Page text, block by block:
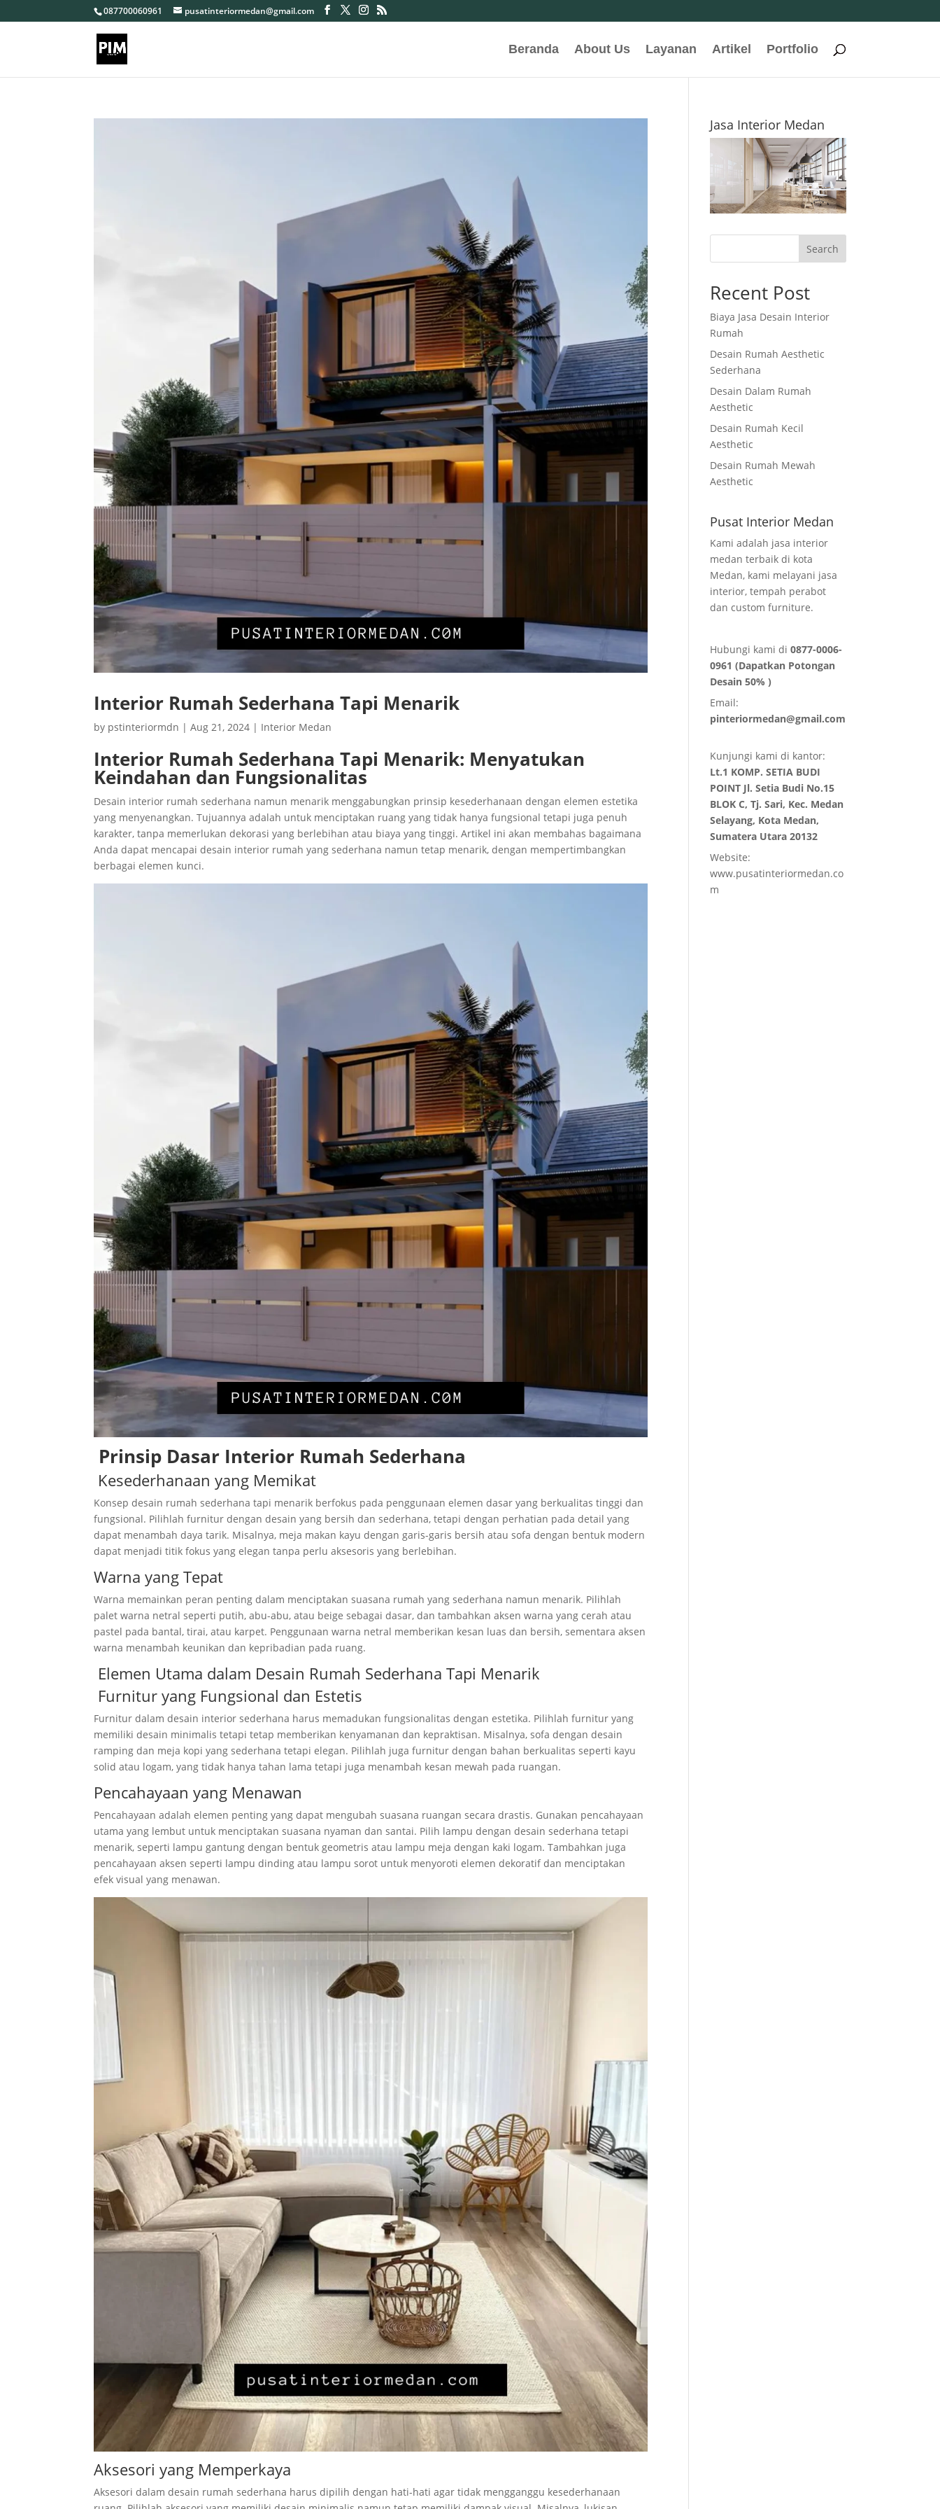
087700060961 pusatinteriormedan@gmail.com
Beranda About Us Layanan Artikel Portfolio
Interior Rumah Sederhana Tapi Menarik
by pstinteriormdn |Aug 21, 2024 | Interior Medan
Interior Rumah Sederhana Tapi Menarik: Menyatukan
Keindahan dan Fungsionalitas
Desain interior rumah sederhana namun menarik menggabungkan prinsip kesederhanaan dengan elemen estetika
yang menyenangkan. Tujuannya adalah untuk menciptakan ruang yang tidak hanya fungsional tetapi juga penuh
karakter, tanpa memerlukan dekorasi yang berlebihan atau biaya yang tinggi. Artikel ini akan membahas bagaimana
Anda dapat mencapai desain interior rumah yang sederhana namun tetap menarik, dengan mempertimbangkan
berbagai elemen kunci.
Prinsip Dasar Interior Rumah Sederhana
Kesederhanaan yang Memikat
Konsep desain rumah sederhana tapi menarik berfokus pada penggunaan elemen dasar yang berkualitas tinggi dan
fungsional. Pilihlah furnitur dengan desain yang bersih dan sederhana, tetapi dengan perhatian pada detail yang
dapat menambah daya tarik. Misalnya, meja makan kayu dengan garis-garis bersih atau sofa dengan bentuk modern
dapat menjadi titik fokus yang elegan tanpa perlu aksesoris yang berlebihan.
Warna yang Tepat
Warna memainkan peran penting dalam menciptakan suasana rumah yang sederhana namun menarik. Pilihlah
palet warna netral seperti putih, abu-abu, atau beige sebagai dasar, dan tambahkan aksen warna yang cerah atau
pastel pada bantal, tirai, atau karpet. Penggunaan warna netral memberikan kesan luas dan bersih, sementara aksen
warna menambah keunikan dan kepribadian pada ruang.
Elemen Utama dalam Desain Rumah Sederhana Tapi Menarik
Furnitur yang Fungsional dan Estetis
Furnitur dalam desain interior sederhana harus memadukan fungsionalitas dengan estetika. Pilihlah furnitur yang
memiliki desain minimalis tetapi tetap memberikan kenyamanan dan kepraktisan. Misalnya, sofa dengan desain
ramping dan meja kopi yang sederhana tetapi elegan. Pilihlah juga furnitur dengan bahan berkualitas seperti kayu
solid atau logam, yang tidak hanya tahan lama tetapi juga menambah kesan mewah pada ruangan.
Pencahayaan yang Menawan
Pencahayaan adalah elemen penting yang dapat mengubah suasana ruangan secara drastis. Gunakan pencahayaan
utama yang lembut untuk menciptakan suasana nyaman dan santai. Pilih lampu dengan desain sederhana tetapi
menarik, seperti lampu gantung dengan bentuk geometris atau lampu meja dengan kaki logam. Tambahkan juga
pencahayaan aksen seperti lampu dinding atau lampu sorot untuk menyoroti elemen dekoratif dan menciptakan
efek visual yang menawan.
Aksesori yang Memperkaya
Aksesori dalam desain rumah sederhana harus dipilih dengan hati-hati agar tidak mengganggu kesederhanaan
Jasa Interior Medan
Search
Recent Post
Biaya Jasa Desain Interior
Rumah
Desain Rumah Aesthetic
Sederhana
Desain Dalam Rumah
Aesthetic
Desain Rumah Kecil
Aesthetic
Desain Rumah Mewah
Aesthetic
Pusat Interior Medan
Kami adalah jasa interior
medan terbaik di kota
Medan, kami melayani jasa
interior, tempah perabot
dan custom furniture.
Hubungi kami di0877-0006-
0961 (Dapatkan Potongan
Desain 50% )
Email:
pinteriormedan@gmail.com
Kunjungi kami di kantor:
Lt.1 KOMP. SETIA BUDI
POINT Jl. Setia Budi No.15
BLOK C, Tj. Sari, Kec. Medan
Selayang, Kota Medan,
Sumatera Utara 20132
Website:
www.pusatinteriormedan.co
m